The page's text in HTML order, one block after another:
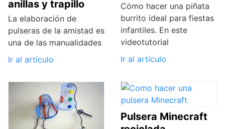
anillas y trapillo
La elaboración de
pulseras de la amistad es
una de las manualidades
Ir al artículo
Cómo hacer una piñata
burrito ideal para fiestas
infantiles. En este
videotutorial
Ir al artículo
Pulsera Minecraft